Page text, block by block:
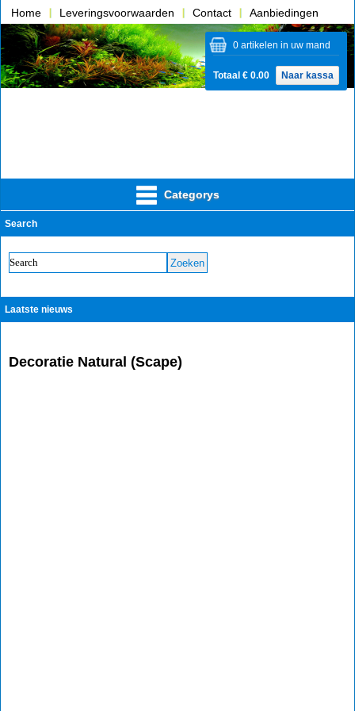
Home Leveringsvoorwaarden Contact
Aanbiedingen
Over ons
Categorys
Search
Laatste nieuws
0 artikelen in uw mand
Totaal € 0.00 Naar kassa
Decoratie Natural (Scape)